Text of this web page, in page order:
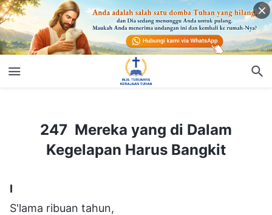
247 Mereka yang di Dalam Kegelapan Harus Bangkit
247 Mereka yang di Dalam
Kegelapan Harus Bangkit
Ⅰ
S'lama ribuan tahun,